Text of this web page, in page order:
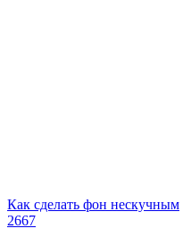
Как сделать фон нескучным
2667